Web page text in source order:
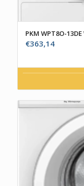
PKM WPT8O-
€363,14